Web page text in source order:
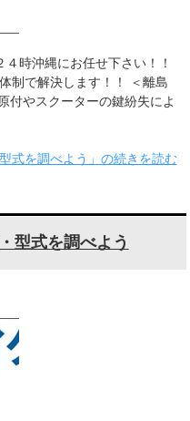
時沖縄にお任せ下さい！！
制で解決します！！ ＜離島
やスクーターの鍵紛失によ
式を調べよう」の続きを読む
型式を調べよう